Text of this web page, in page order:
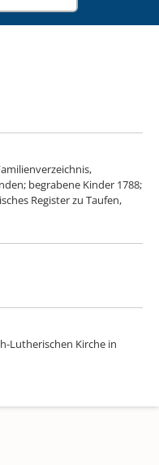
begrabene Kinder 1788;
Register zu Taufen,
Lutherischen Kirche in